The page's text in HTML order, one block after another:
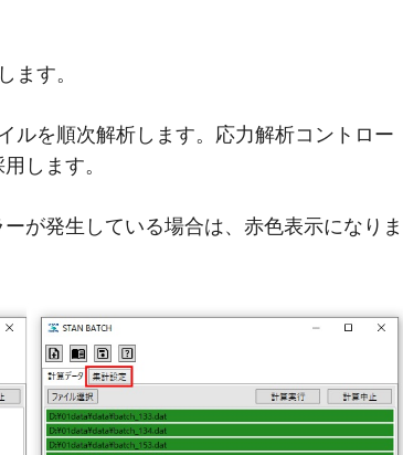
ます。
ルを順次解析します。応力解析コントロー
します。
が発生している場合は、赤色表示になりま